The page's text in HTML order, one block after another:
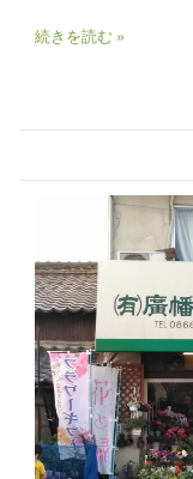
続きを読む »